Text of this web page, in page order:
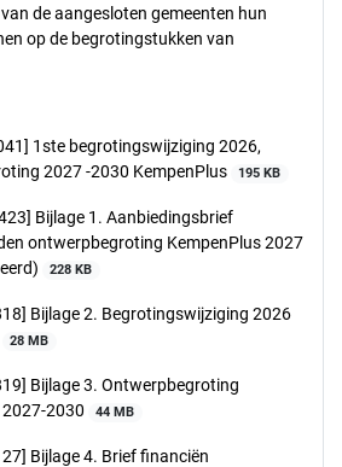
de aangesloten gemeenten hun
op de begrotingstukken van
1ste begrotingswijziging 2026,
2027 -2030 KempenPlus
195 KB
Bijlage 1. Aanbiedingsbrief
ontwerpbegroting KempenPlus 2027
228 KB
Bijlage 2. Begrotingswijziging 2026
28 MB
Bijlage 3. Ontwerpbegroting
2030
44 MB
Bijlage 4. Brief financiën